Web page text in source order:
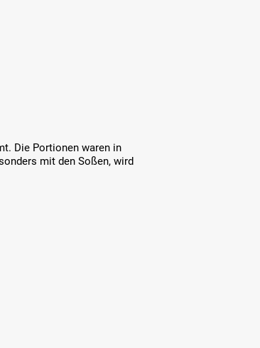
Die Portionen waren in
mit den Soßen, wird